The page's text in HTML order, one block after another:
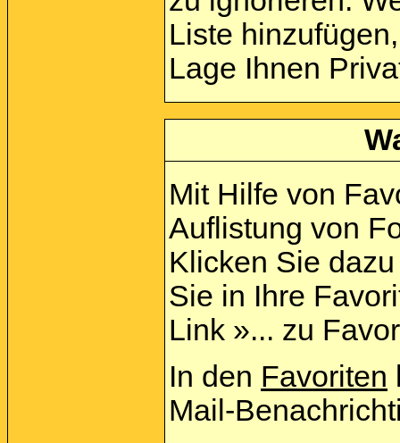
Liste
Lage Ihnen
Mit Hilfe von
Auflistung von
Klicken Sie
Sie in Ihre
Link »... zu
In den Favoriten
Mail-